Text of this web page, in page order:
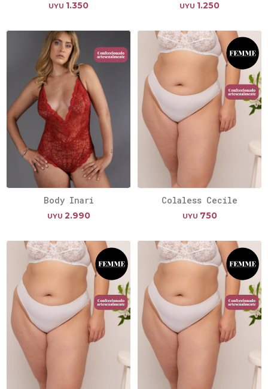
UYU 1.350 UYU 1.250
Body Inari
UYU 2.990
Colaless Cecile
UYU 750